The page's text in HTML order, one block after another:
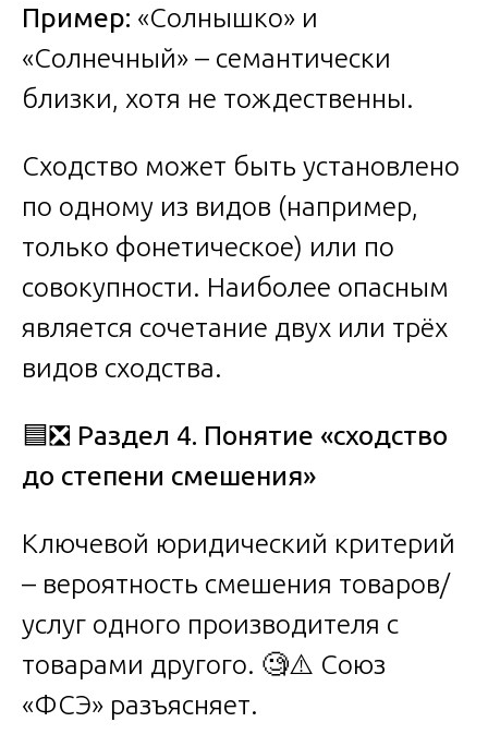
Пример: «Солнышко» и
«Солнечный» – семантически
близки, хотя не тождественны.
Сходство может быть установлено
по одному из видов (например,
только фонетическое) или по
совокупности. Наиболее опасным
является сочетание двух или трёх
видов сходства.
🟦❎ Раздел 4. Понятие «сходство
до степени смешения»
Ключевой юридический критерий
– вероятность смешения товаров/
услуг одного производителя с
товарами другого. 🧐⚠️ Союз
«ФСЭ» разъясняет.